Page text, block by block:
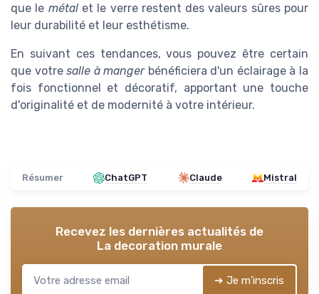
que le métalet le verre restent des valeurs sûres pour
leur durabilité et leur esthétisme.
En suivant ces tendances, vous pouvez être certain
que votresalle à mangerbénéficiera d'un éclairage à la
fois fonctionnel et décoratif, apportant une touche
d'originalité et de modernité à votre intérieur.
Résumer ChatGPT Claude Mistral
Recevez les dernières actualités de
La decoration murale
➔ Je m'inscris